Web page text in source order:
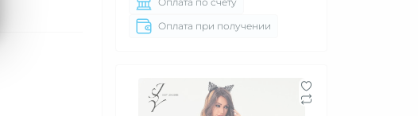
Оплата при получении